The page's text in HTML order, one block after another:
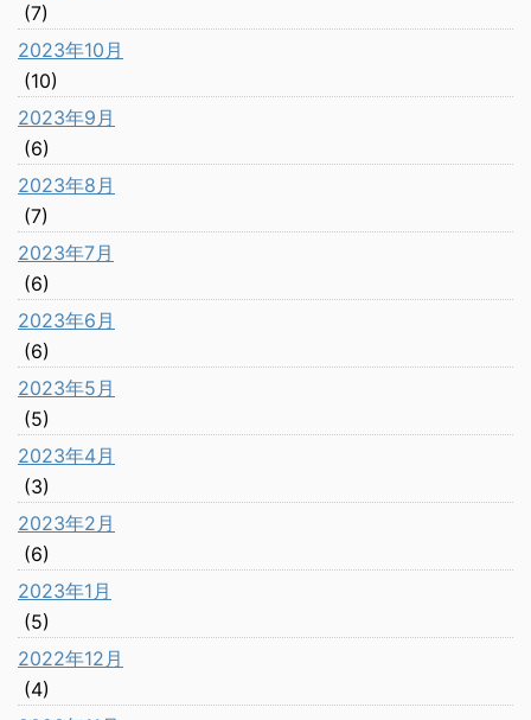
(7)
2023年10月
(10)
2023年9月
(6)
2023年8月
(7)
2023年7月
(6)
2023年6月
(6)
2023年5月
(5)
2023年4月
(3)
2023年2月
(6)
2023年1月
(5)
2022年12月
(4)